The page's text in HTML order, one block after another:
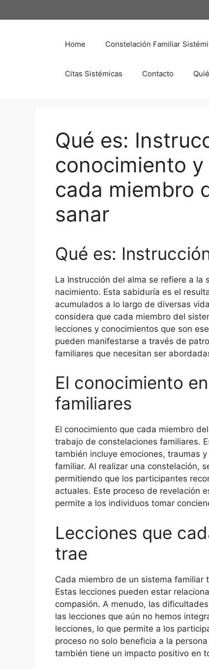
al
Home Constelación Familiar
Citas Sistémicas Contacto
Qué es:
conocimiento
cada miembro
sanar
Qué es:
La Instrucción del alma se refiere a
nacimiento. Esta sabiduría es el
acumulados a lo largo de diversas
considera que cada miembro del
lecciones y conocimientos que son
pueden manifestarse a través de
familiares que necesitan ser
El conocimiento
familiares
El conocimiento que cada miembro
trabajo de constelaciones familiares.
también incluye emociones, traumas
familiar. Al realizar una constelación,
permitiendo que los participantes
actuales. Este proceso de revelación
permite a los individuos tomar
Lecciones que
trae
Cada miembro de un sistema familiar
Estas lecciones pueden estar
compasión. A menudo, las
las lecciones que aún no hemos
lecciones, lo que permite a los
proceso no solo beneficia a la
también tiene un impacto positivo en